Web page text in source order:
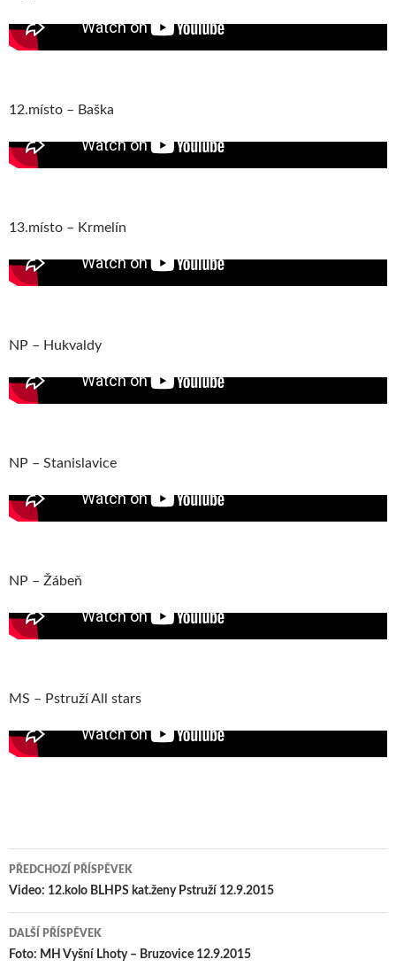
12.místo – Baška
13.místo – Krmelín
NP – Hukvaldy
NP – Stanislavice
NP – Žábeň
MS – Pstruží All stars
Navigace pro příspěvek
PŘEDCHOZÍ PŘÍSPĚVEK
Video: 12.kolo BLHPS kat.ženy Pstruží 12.9.2015
DALŠÍ PŘÍSPĚVEK
Foto: MH Vyšní Lhoty – Bruzovice 12.9.2015